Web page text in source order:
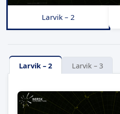
Larvik – 2
Larvik – 2 Larvik – 3